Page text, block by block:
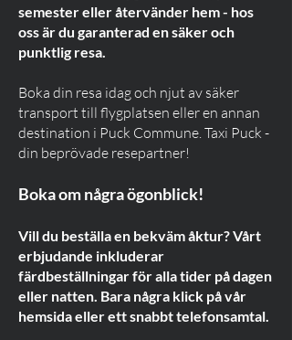
semester eller återvänder hem - hos
oss är du garanterad en säker och
punktlig resa.
Boka din resa idag och njut av säker
transport till flygplatsen eller en annan
destination i Puck Commune. Taxi Puck -
din beprövade resepartner!
Boka om några ögonblick!
Vill du beställa en bekväm åktur? Vårt
erbjudande inkluderar
färdbeställningar för alla tider på dagen
eller natten. Bara några klick på vår
hemsida eller ett snabbt telefonsamtal.